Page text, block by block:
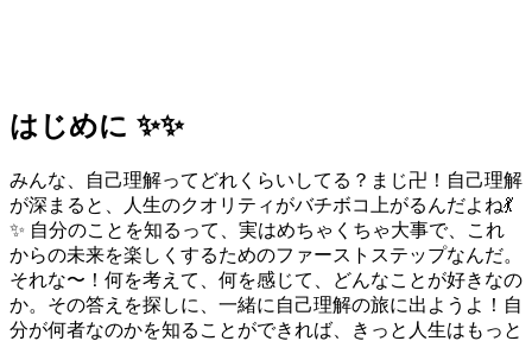
はじめに ✨✨
みんな、自己理解ってどれくらいしてる？まじ卍！自己理解
が深まると、人生のクオリティがバチボコ上がるんだよね💃
✨ 自分のことを知るって、実はめちゃくちゃ大事で、これ
からの未来を楽しくするためのファーストステップなんだ。
それな〜！何を考えて、何を感じて、どんなことが好きなの
か。その答えを探しに、一緒に自己理解の旅に出ようよ！自
分が何者なのかを知ることができれば、きっと人生はもっと